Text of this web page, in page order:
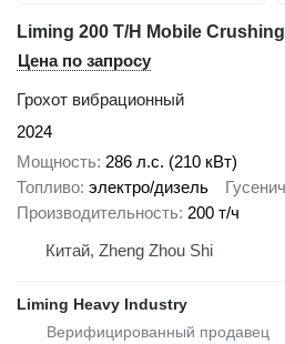
Цена по запросу
Грохот вибрационный
2024
Мощность 286 л.с. (210 кВт)
Топливо электро/дизель
Производительность 200 т/ч
Китай, Zheng Zhou Shi
Liming Heavy Industry